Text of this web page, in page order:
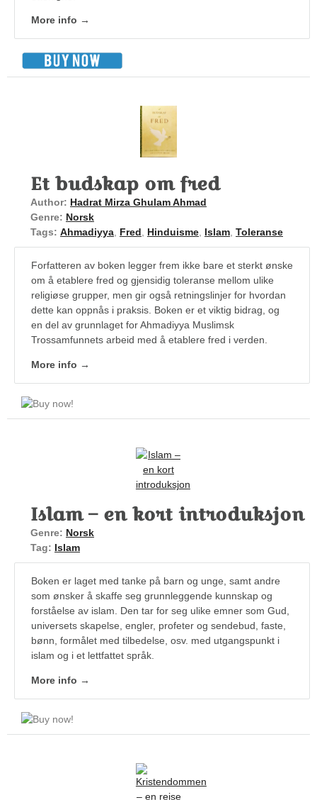
More info →
Et budskap om fred
Author: Hadrat Mirza Ghulam Ahmad
Genre: Norsk
Tags: Ahmadiyya Fred Hinduisme Islam Toleranse
Forfatteren av boken legger frem ikke bare et sterkt ønske
om å etablere fred og gjensidig toleranse mellom ulike
religiøse grupper, men gir også retningslinjer for hvordan
dette kan oppnås i praksis. Boken er et viktig bidrag, og
en del av grunnlaget for Ahmadiyya Muslimsk
Trossamfunnets arbeid med å etablere fred i verden.
More info →
Islam – en kort introduksjon
Genre: Norsk
Tag: Islam
Boken er laget med tanke på barn og unge, samt andre
som ønsker å skaffe seg grunnleggende kunnskap og
forståelse av islam. Den tar for seg ulike emner som Gud,
universets skapelse, engler, profeter og sendebud, faste,
bønn, formålet med tilbedelse, osv. med utgangspunkt i
islam og i et lettfattet språk.
More info →